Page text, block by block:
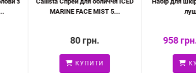
MARINE FACE MIST 5...
80 грн.
КУПИТИ
958 грн.